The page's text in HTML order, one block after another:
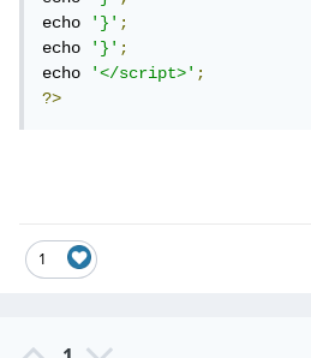
echo '}';
echo '}';
echo '</script>';
?>
1